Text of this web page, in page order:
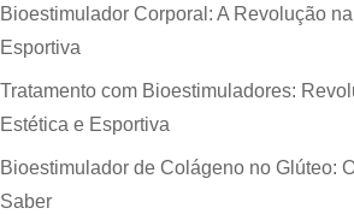
Bioestimulador Corporal: A Revolução
Esportiva
Tratamento com Bioestimuladores:
Estética e Esportiva
Bioestimulador de Colágeno no Glúteo:
Saber